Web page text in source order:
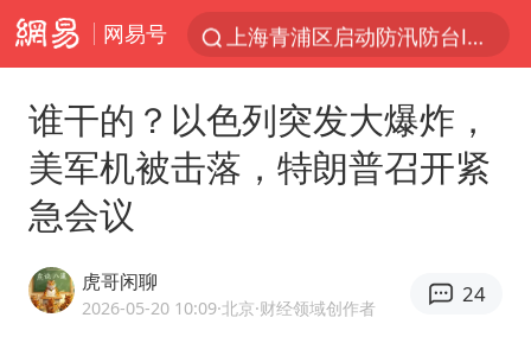
网易号
费大厨口号更改 不再宣传小炒肉大王
独闯南太行失联女子遗体已找到
演员秦焰去世 曾出演《狂飙》
谁干的？以色列突发大爆炸，
美军机被击落，特朗普召开紧
急会议
虎哥闲聊
2026-05-20 10:09·北京·财经领域创作者
24